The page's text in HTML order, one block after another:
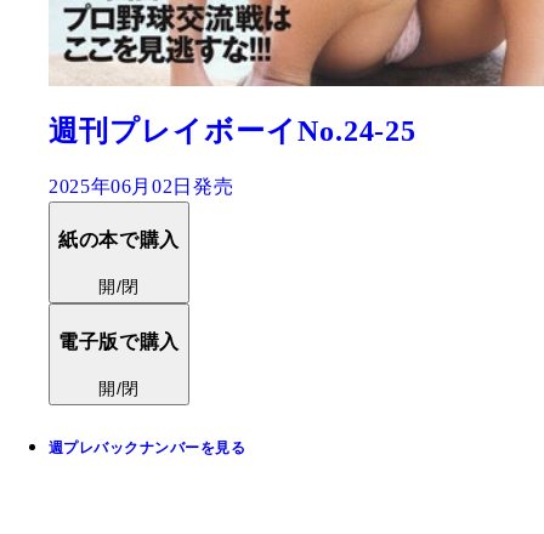
週刊プレイボーイNo.24-25
2025年06月02日発売
紙の本で購入
開/閉
電子版で購入
開/閉
週プレバックナンバーを見る